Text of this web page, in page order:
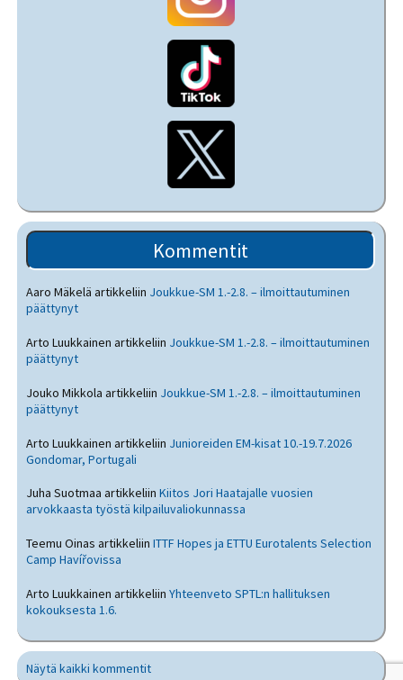
Kommentit
Aaro Mäkelä artikkeliin Joukkue-SM 1.-2.8. – ilmoittautuminen
päättynyt
Arto Luukkainen artikkeliin Joukkue-SM 1.-2.8. – ilmoittautuminen
päättynyt
Jouko Mikkola artikkeliin Joukkue-SM 1.-2.8. – ilmoittautuminen
päättynyt
Arto Luukkainen artikkeliin Junioreiden EM-kisat 10.-19.7.2026
Gondomar, Portugali
Juha Suotmaa artikkeliinKiitos Jori Haatajalle vuosien
arvokkaasta työstä kilpailuvaliokunnassa
Teemu Oinas artikkeliinITTF Hopes ja ETTU Eurotalents Selection
Camp Havířovissa
Arto Luukkainen artikkeliinYhteenveto SPTL:n hallituksen
kokouksesta 1.6.
Näytä kaikki kommentit